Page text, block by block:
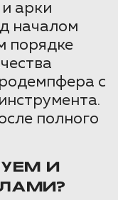
арки
началом
порядке
с
полного
И